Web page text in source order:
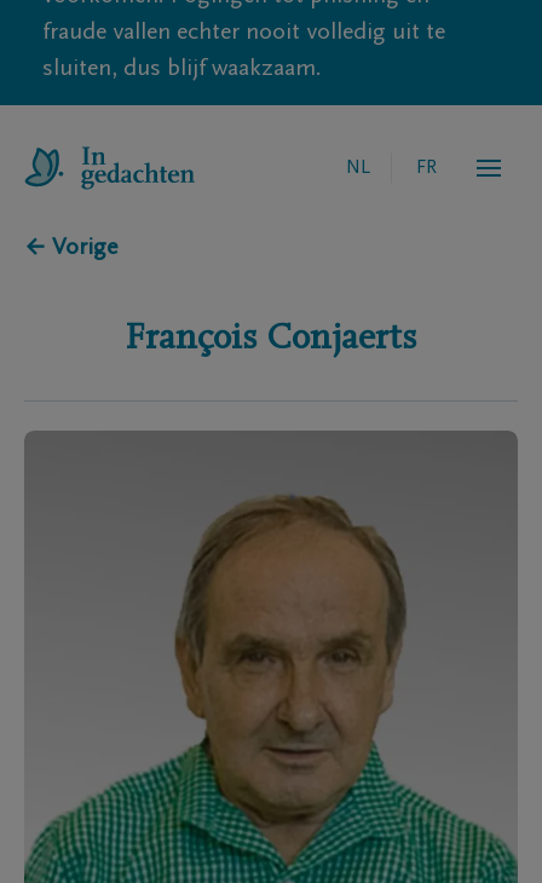
fraude vallen echter nooit volledig uit te
sluiten, dus blijf waakzaam.
NL FR
← Vorige
François Conjaerts